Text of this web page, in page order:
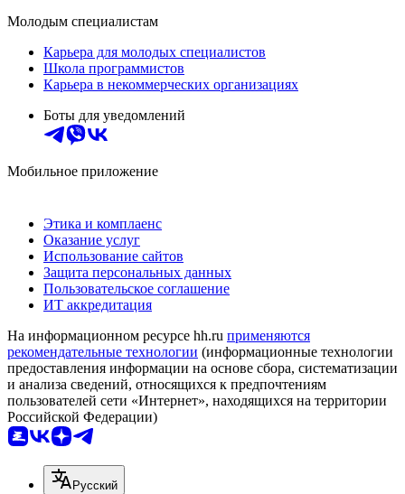
Молодым специалистам
Карьера для молодых специалистов
Школа программистов
Карьера в некоммерческих организациях
Боты для уведомлений
Мобильное приложение
Этика и комплаенс
Оказание услуг
Использование сайтов
Защита персональных данных
Пользовательское соглашение
ИТ аккредитация
На информационном ресурсе hh.ru применяются
рекомендательные технологии (информационные технологии
предоставления информации на основе сбора, систематизации
и анализа сведений, относящихся к предпочтениям
пользователей сети «Интернет», находящихся на территории
Российской Федерации)
Русский